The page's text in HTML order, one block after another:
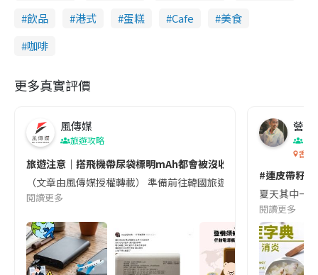
飲品
港式 蛋糕 Cafe
美食
咖啡
更多真實評價
風傳媒
旅遊攻略
旅遊注意｜搭飛機帶尿袋標明mAh都會被沒收😱出發前切記檢查
（文章由風傳媒授權轉載） 準備前往韓國旅遊的民眾，近期要
閱讀更多
營養
香港
#連皮帶籽
夏天其中一
閱讀更多